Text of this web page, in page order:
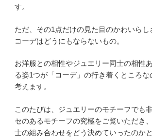
す。
ただ、その1点だけの見た目のかわいら
コーデはどうにもならないもの。
お洋服との相性やジュエリー同士の相性
る姿1つが「コーデ」の行き着くところな
考えます。
このたびは、ジュエリーのモチーフでも
セのあるモチーフの究極をご覧いただき
士の組み合わせをどう決めていったのか